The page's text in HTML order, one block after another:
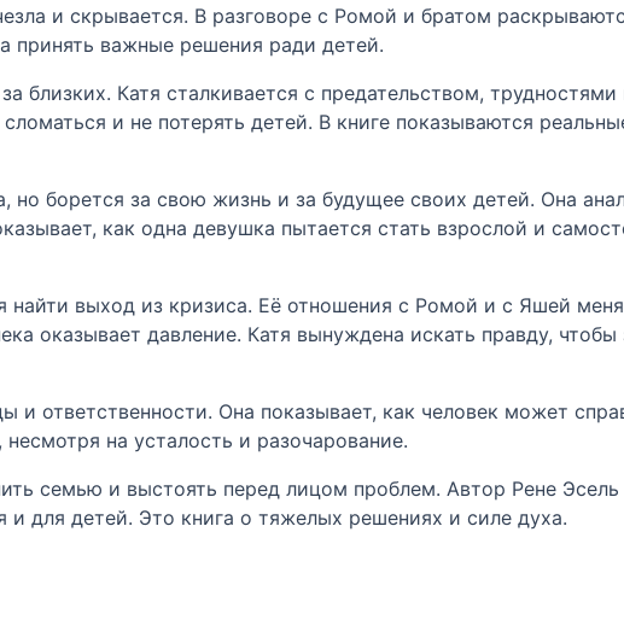
и скрывается. В разговоре с Ромой и братом
принять важные решения ради детей.
близких. Катя сталкивается с предательством,
и не потерять детей. В книге показываются
борется за свою жизнь и за будущее своих детей. Она
как одна девушка пытается стать взрослой и
найти выход из кризиса. Её отношения с Ромой и с Яшей
оказывает давление. Катя вынуждена искать правду,
ответственности. Она показывает, как человек может
на усталость и разочарование.
семью и выстоять перед лицом проблем. Автор Рене Эсель
для детей. Это книга о тяжелых решениях и силе духа.